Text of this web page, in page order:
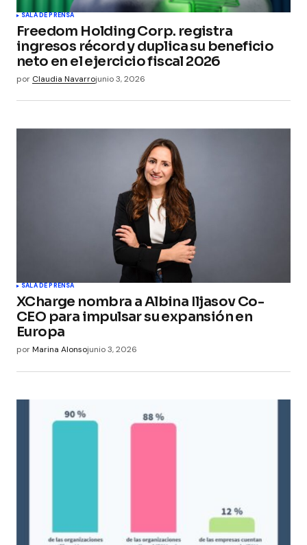
Submit Comment
SALA DE PRENSA
Freedom Holding Corp. registra
ingresos récord y duplica su beneficio
neto en el ejercicio fiscal 2026
por Claudia Navarrojunio 3, 2026
SALA DE PRENSA
XCharge nombra a Albina Iljasov Co-
CEO para impulsar su expansión en
Europa
porMarina Alonsojunio 3, 2026